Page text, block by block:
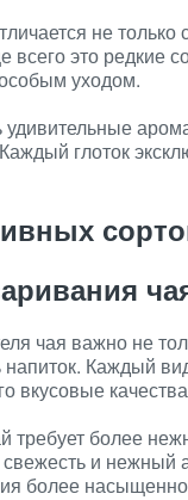
не
это редкие
уходом.
удивительные
глоток
чая важно не
Каждый
вкусовые
требует более
и
более